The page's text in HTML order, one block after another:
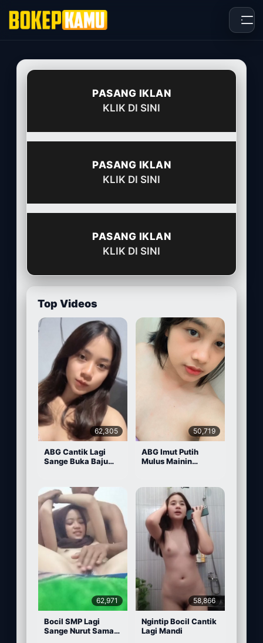
PASANG IKLAN
KLIK DI SINI
PASANG IKLAN
KLIK DI SINI
PASANG IKLAN
KLIK DI SINI
Top Videos
62,305
ABG Cantik Lagi
Sange Buka Baju
50,719
ABG Imut Putih
Mulus Mainin
62,971
Bocil SMP Lagi
Sange Nurut Sama
58,866
Ngintip Bocil Cantik
Lagi Mandi